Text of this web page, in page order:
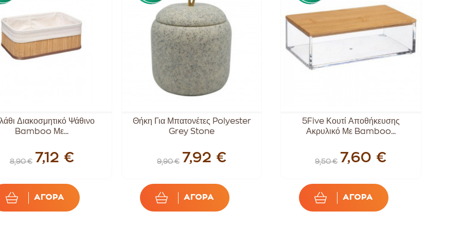
Διακοσμητικό Ψάθινο
Bamboo Με...
8,90 € 7,12 €
ΑΓΟΡΑ
Θήκη Για Μπατονέτες Polyester
Grey Stone
9,90 € 7,92 €
ΑΓΟΡΑ
5Five Κουτί Αποθήκευσης
Ακρυλικό Με Bamboo...
9,50 € 7,60 €
ΑΓΟΡΑ